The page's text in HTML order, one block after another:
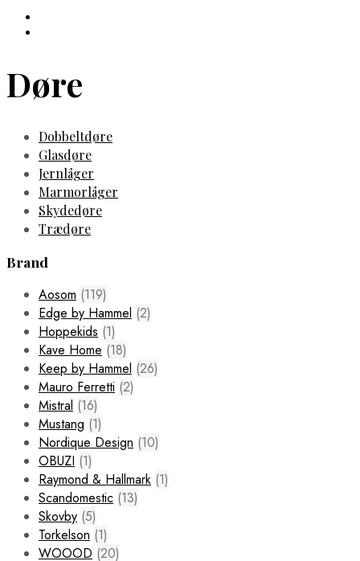
Døre
Dobbeltdøre
Glasdøre
Jernlåger
Marmorlåger
Skydedøre
Trædøre
Brand
Aosom (119)
Edge by Hammel (2)
Hoppekids (1)
Kave Home (18)
Keep by Hammel (26)
Mauro Ferretti (2)
Mistral (16)
Mustang (1)
Nordique Design (10)
OBUZI (1)
Raymond & Hallmark (1)
Scandomestic (13)
Skovby (5)
Torkelson (1)
WOOOD (20)